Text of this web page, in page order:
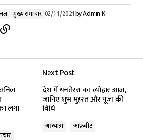
मुख्य समाचार 02/11/2021byAdmin K
लगा
Next Post
देश में धनतेरस का त्योहार आज,
जानिए शुभ मुहरत और पूजा की
विधि
आध्यात्म ऑफ़बीट